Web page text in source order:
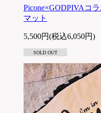
Picone×GODPIVAコ
マット
5,500円(税込6,050円)
SOLD OUT